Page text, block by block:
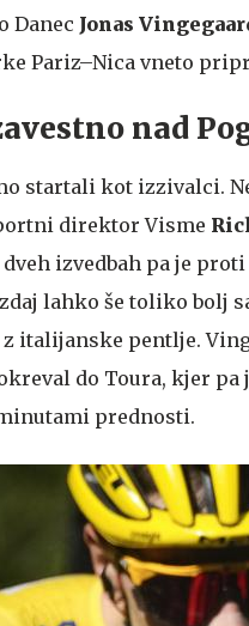
Danec Jonas
Pariz–Nica vneto
nad
startali kot izzivalci.
direktor Visme
izvedbah pa je
lahko še toliko bolj
italijanske pentlje.
do Toura, kjer
prednosti.